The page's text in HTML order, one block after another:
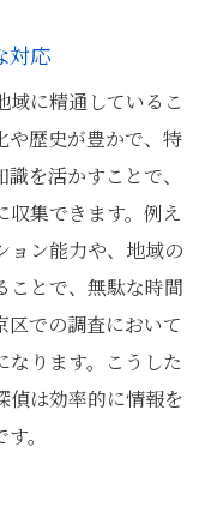
対応
に精通しているこ
や歴史が豊かで、特
を活かすことで、
集できます。例え
ョン能力や、地域の
ことで、無駄な時間
区での調査において
なります。こうした
偵は効率的に情報を
。